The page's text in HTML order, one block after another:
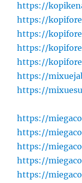
https://
https://
https://
https://
https://
https://
https://
https://
https://
https://
https://
https://